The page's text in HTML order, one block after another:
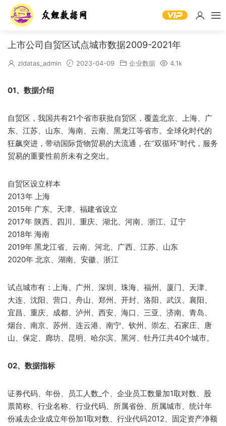
上市公司自贸区试点城市数据2009-2021年
zldatas_admin 2023-04-09 企业数据 4.1k
01、数据介绍
自贸区，我国共有21个省市获批自贸区，覆盖北京、上海、广
东、江苏、山东、海南、云南、黑龙江等省市。全球化时代的
狂飙突进，带动国际货物贸易的大流通，在“双循环”时代，服务
贸易的重要性前所未有之突出。
自贸区设立样本
2013年 上海
2015年 广东、天津、福建省设立
2017年 陕西、四川、重庆、湖北、河南、浙江、辽宁
2018年 海南
2019年 黑龙江省、云南、河北、广西、江苏、山东
2020年 北京、湖南、安徽、浙江
试点城市有：上海、广州、深圳、珠海、福州、厦门、天津、
大连、沈阳、营口、舟山、郑州、开封、洛阳、武汉、襄阳、
宜昌、重庆、成都、泸州、西安、海口、三亚、济南、青岛、
烟台、南京、苏州、连云港、南宁、钦州、崇左、石家庄、唐
山、保定、廊坊、昆明、哈尔滨、黑河、牡丹江共40个城市。
02、数据指标
证券代码、年份、员工人数_个、企业员工数量加1取对数、股
票简称、行业名称、行业代码、所属省份、所属城市、统计年
份减去企业成立年份加1取对数、行业代码2012、固定资产净额